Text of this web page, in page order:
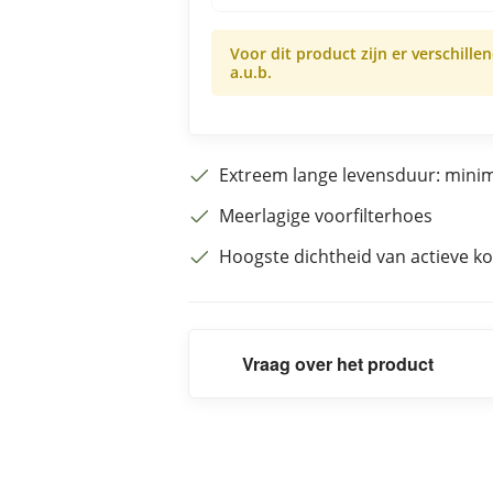
Voor dit product zijn er
a.u.b.
Extreem lange levensduur:
Meerlagige voorfilterhoes
Hoogste dichtheid van actieve
Vraag over het product